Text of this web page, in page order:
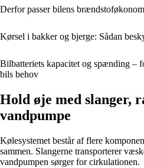
Derfor passer bilens
Kørsel i bakker og bjerge: Sådan
Bilbatteriets kapacitet og spænding –
bils behov
Hold øje med slanger,
vandpumpe
Kølesystemet består af flere
sammen. Slangerne transporterer
vandpumpen sørger for cirkulationen.